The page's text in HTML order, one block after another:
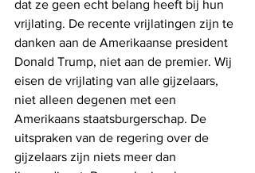
dat ze geen echt belang heeft bij hun
vrijlating. De recente vrijlatingen zijn te
danken aan de Amerikaanse president
Donald Trump, niet aan de premier. Wij
eisen de vrijlating van alle gijzelaars,
niet alleen degenen met een
Amerikaans staatsburgerschap. De
uitspraken van de regering over de
gijzelaars zijn niets meer dan